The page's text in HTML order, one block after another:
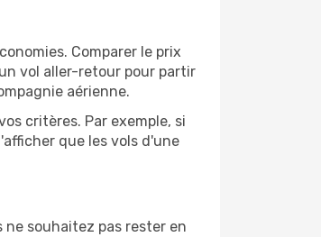
Comparer le prix
vol aller-retour pour partir
aérienne.
critères. Par exemple, si
que les vols d'une
ne souhaitez pas rester en